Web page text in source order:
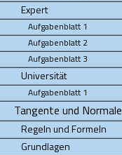
Expert
Aufgabenblatt 1
Aufgabenblatt 2
Aufgabenblatt 3
Universität
Aufgabenblatt 1
Tangente und Normale
Regeln und Formeln
Grundlagen